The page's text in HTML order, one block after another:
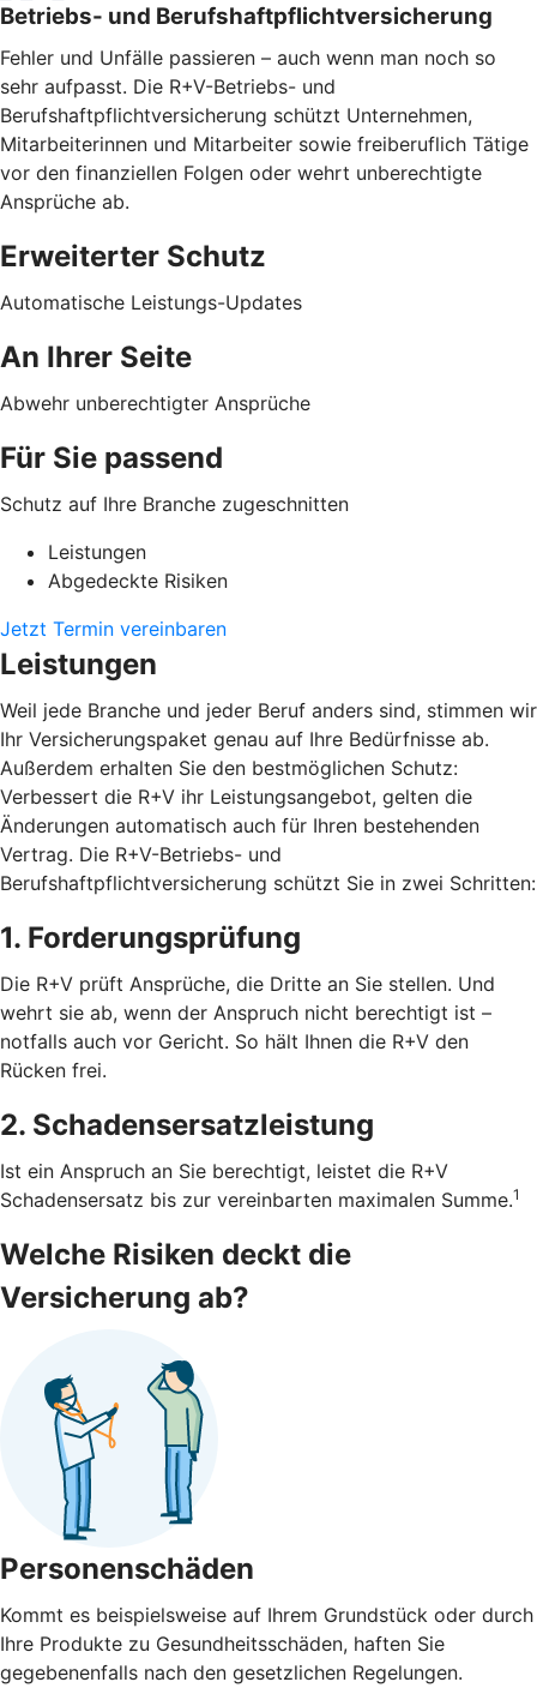
Betriebs- und Berufshaftpflichtversicherung
Fehler und Unfälle passieren – auch wenn man noch so
sehr aufpasst. Die R+V-Betriebs- und
Berufshaftpflichtversicherung schützt Unternehmen,
Mitarbeiterinnen und Mitarbeiter sowie freiberuflich Tätige
vor den finanziellen Folgen oder wehrt unberechtigte
Ansprüche ab.
Erweiterter Schutz
Automatische Leistungs-Updates
An Ihrer Seite
Abwehr unberechtigter Ansprüche
Für Sie passend
Schutz auf Ihre Branche zugeschnitten
Leistungen
Abgedeckte Risiken
Jetzt Termin vereinbaren
Leistungen
Weil jede Branche und jeder Beruf anders sind, stimmen wir
Ihr Versicherungspaket genau auf Ihre Bedürfnisse ab.
Außerdem erhalten Sie den bestmöglichen Schutz:
Verbessert die R+V ihr Leistungsangebot, gelten die
Änderungen automatisch auch für Ihren bestehenden
Vertrag. Die R+V-Betriebs- und
Berufshaftpflichtversicherung schützt Sie in zwei Schritten:
1. Forderungsprüfung
Die R+V prüft Ansprüche, die Dritte an Sie stellen. Und
wehrt sie ab, wenn der Anspruch nicht berechtigt ist –
notfalls auch vor Gericht. So hält Ihnen die R+V den
Rücken frei.
2. Schadensersatzleistung
Ist ein Anspruch an Sie berechtigt, leistet die R+V
Schadensersatz bis zur vereinbarten maximalen Summe.1
Welche Risiken deckt die
Versicherung ab?
Personenschäden
Kommt es beispielsweise auf Ihrem Grundstück oder durch
Ihre Produkte zu Gesundheitsschäden, haften Sie
gegebenenfalls nach den gesetzlichen Regelungen.